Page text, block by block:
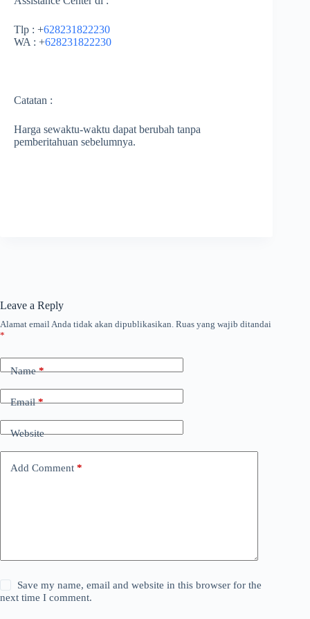
Tlp : +628231822230
WA : +628231822230
Catatan :
Harga sewaktu-waktu dapat berubah tanpa
pemberitahuan sebelumnya.
Leave a Reply
Alamat email Anda tidak akan dipublikasikan. Ruas yang wajib ditandai
*
Name*
Email*
Website
Add Comment *
Save my name, email and website in this browser for the
next time I comment.